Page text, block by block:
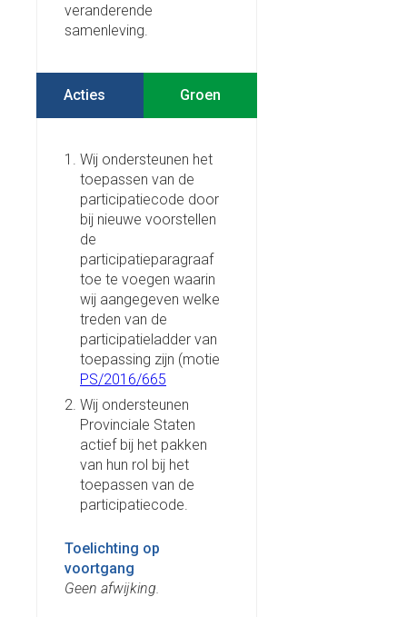
veranderende
samenleving.
Acties
Wij ondersteunen het
toepassen van de
participatiecode door
bij nieuwe voorstellen
de
participatieparagraaf
toe te voegen waarin
wij aangegeven welke
treden van de
participatieladder van
toepassing zijn (motie
PS/2016/665
Wij ondersteunen
Provinciale Staten
actief bij het pakken
van hun rol bij het
toepassen van de
participatiecode.
Toelichting op
voortgang
Geen afwijking.